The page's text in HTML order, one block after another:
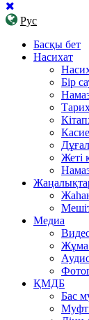
Рус
Басқы бет
Насихат
Бір
Жеті
Медиа
Жұма
ҚМДБ
Бас